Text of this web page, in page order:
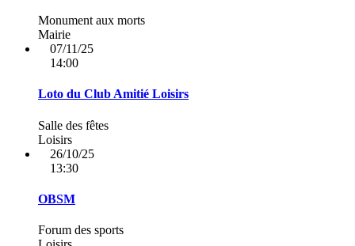
Monument aux morts
Mairie
07/11/25
14:00
Loto du Club Amitié Loisirs
Salle des fêtes
Loisirs
26/10/25
13:30
OBSM
Forum des sports